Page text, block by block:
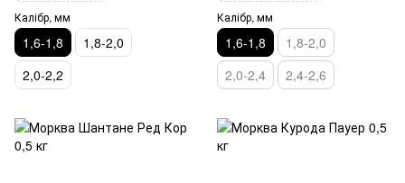
Калібр, мм
1,6-1,8
1,8-2,0
2,0-2,2
Калібр, мм
1,6-1,8
1,8-2,0
2,0-2,4
2,4-2,6